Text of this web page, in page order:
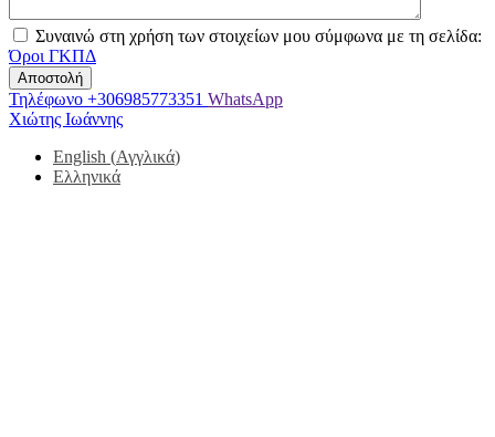
Συναινώ στη χρήση των στοιχείων μου σύμφωνα με τη σελίδα:
Όροι ΓΚΠΔ
Τηλέφωνο +306985773351 WhatsApp
Χιώτης Ιωάννης
English (Αγγλικά)
Ελληνικά